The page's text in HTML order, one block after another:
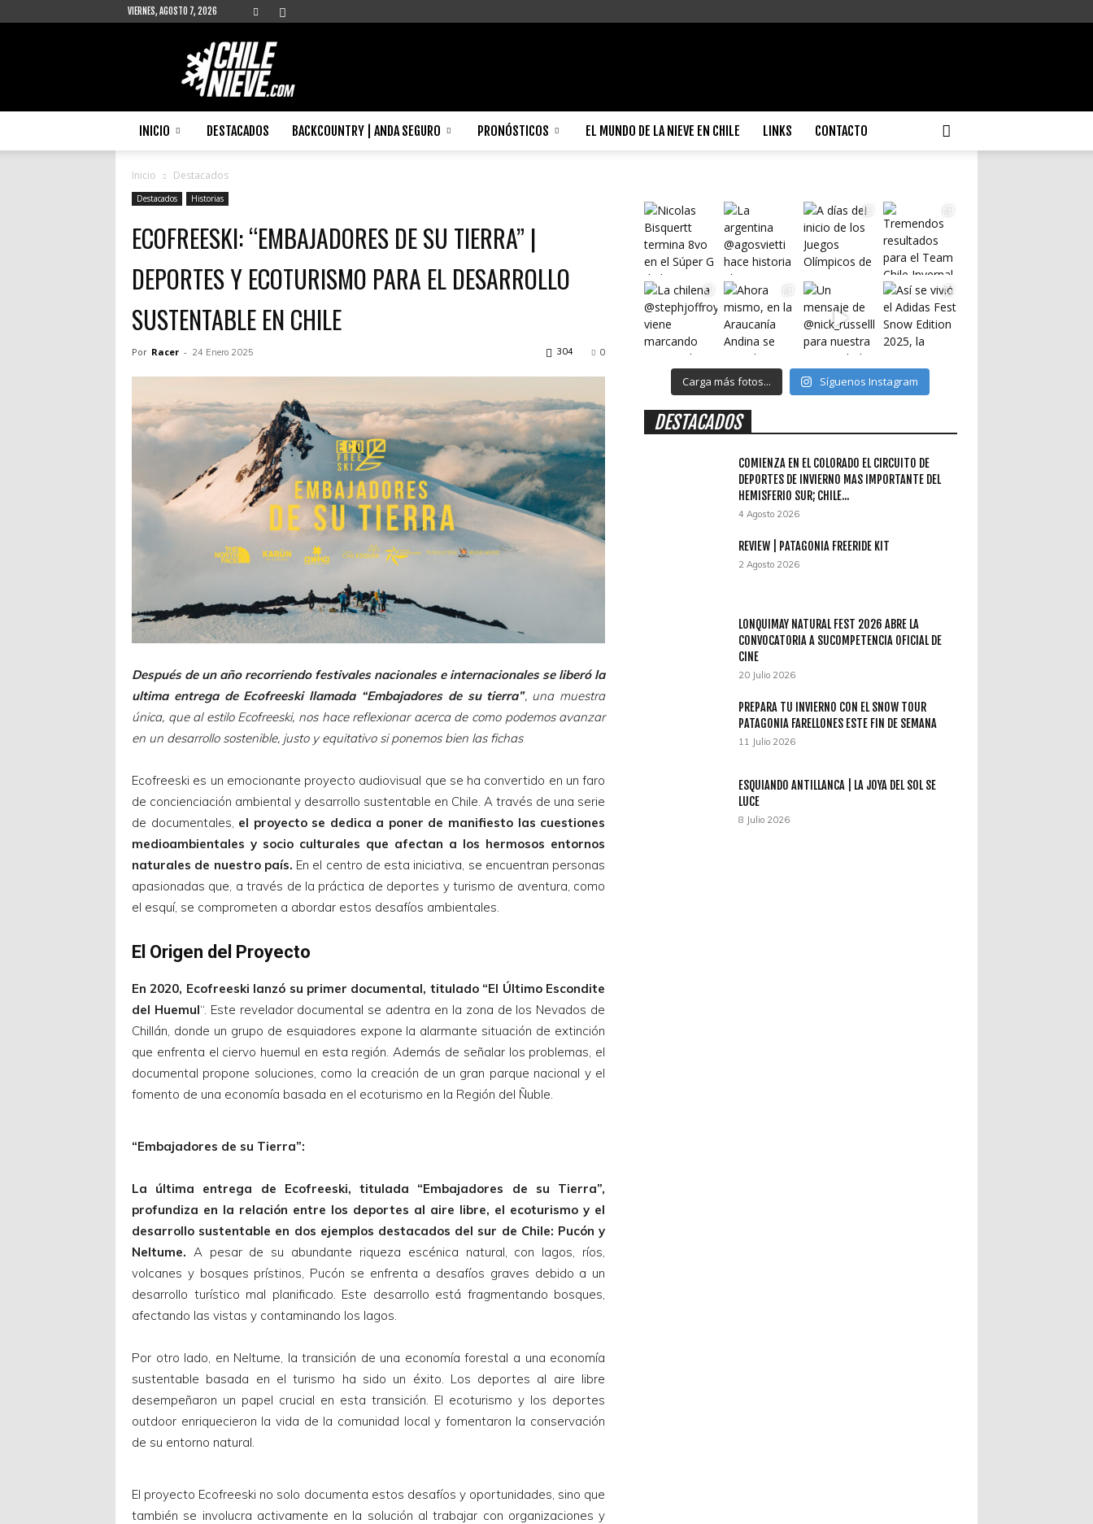
VIERNES, AGOSTO 7, 2026
Chilenieve
INICIO DESTACADOS BACKCOUNTRY | ANDA SEGURO PRONÓSTICOS EL MUNDO DE LA NIEVE EN CHILE LINKS CONTACTO
Inicio Destacados
Destacados Historias
ECOFREESKI: “EMBAJADORES DE SU TIERRA” |
DEPORTES Y ECOTURISMO PARA EL DESARROLLO
SUSTENTABLE EN CHILE
Por Racer - 24 Enero 2025 0
304
Después de un año recorriendo festivales nacionales e internacionales se liberó la
ultima entrega de Ecofreeski llamada “Embajadores de su tierra”, una muestra
única, que al estilo Ecofreeski, nos hace reflexionar acerca de como podemos avanzar
en un desarrollo sostenible, justo y equitativo si ponemos bien las fichas
Ecofreeski es un emocionante proyecto audiovisual que se ha convertido en un faro
de concienciación ambiental y desarrollo sustentable en Chile. A través de una serie
de documentales, el proyecto se dedica a poner de manifiesto las cuestiones
medioambientales y socio culturales que afectan a los hermosos entornos
naturales de nuestro país. En el centro de esta iniciativa, se encuentran personas
apasionadas que, a través de la práctica de deportes y turismo de aventura, como
el esquí, se comprometen a abordar estos desafíos ambientales.
El Origen del Proyecto
En 2020, Ecofreeski lanzó su primer documental, titulado “El Último Escondite
del Huemul“. Este revelador documental se adentra en la zona de los Nevados de
Chillán, donde un grupo de esquiadores expone la alarmante situación de extinción
que enfrenta el ciervo huemul en esta región. Además de señalar los problemas, el
documental propone soluciones, como la creación de un gran parque nacional y el
fomento de una economía basada en el ecoturismo en la Región del Ñuble.
“Embajadores de su Tierra”:
La última entrega de Ecofreeski, titulada “Embajadores de su Tierra”,
profundiza en la relación entre los deportes al aire libre, el ecoturismo y el
desarrollo sustentable en dos ejemplos destacados del sur de Chile: Pucón y
Neltume. A pesar de su abundante riqueza escénica natural, con lagos, ríos,
volcanes y bosques prístinos, Pucón se enfrenta a desafíos graves debido a un
desarrollo turístico mal planificado. Este desarrollo está fragmentando bosques,
afectando las vistas y contaminando los lagos.
Por otro lado, en Neltume, la transición de una economía forestal a una economía
sustentable basada en el turismo ha sido un éxito. Los deportes al aire libre
desempeñaron un papel crucial en esta transición. El ecoturismo y los deportes
outdoor enriquecieron la vida de la comunidad local y fomentaron la conservación
de su entorno natural.
El proyecto Ecofreeski no solo documenta estos desafíos y oportunidades, sino que
también se involucra activamente en la solución al trabajar con organizaciones y
Carga más fotos... Síguenos Instagram
DESTACADOS
COMIENZA EN EL COLORADO EL CIRCUITO DE
DEPORTES DE INVIERNO MAS IMPORTANTE DEL
HEMISFERIO SUR; CHILE...
4 Agosto 2026
REVIEW | PATAGONIA FREERIDE KIT
2 Agosto 2026
LONQUIMAY NATURAL FEST 2026 ABRE LA
CONVOCATORIA A SUCOMPETENCIA OFICIAL DE
CINE
20 Julio 2026
PREPARA TU INVIERNO CON EL SNOW TOUR
PATAGONIA FARELLONES ESTE FIN DE SEMANA
11 Julio 2026
ESQUIANDO ANTILLANCA | LA JOYA DEL SOL SE
LUCE
8 Julio 2026